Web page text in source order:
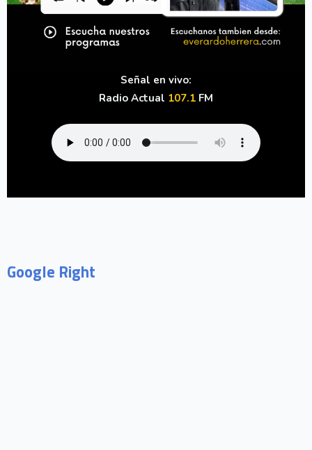
Señal en vivo:
Radio Actual 107.1 FM
Google Right